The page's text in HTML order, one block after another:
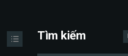
Tìm kiếm